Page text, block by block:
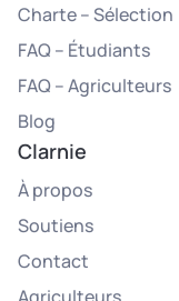
Charte – Sélection
FAQ – Étudiants
FAQ – Agriculteurs
Blog
Clarnie
À propos
Soutiens
Contact